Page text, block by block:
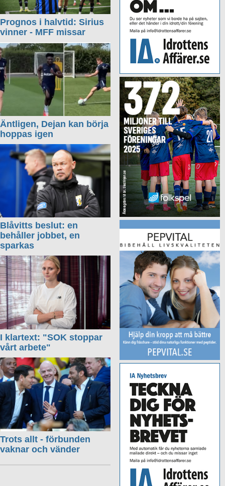
Prognos i halvtid: Sirius
vinner - MFF missar
Äntligen, Dejan kan börja
hoppas igen
Blåvitts beslut: en
behåller jobbet, en
sparkas
I klartext: "SOK stoppar
vårt arbete"
Trots allt - förbunden
vaknar och vänder